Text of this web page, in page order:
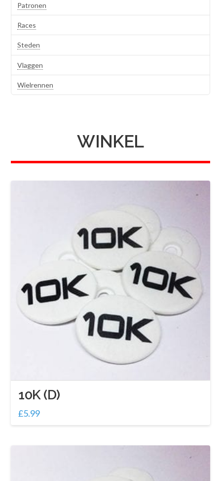
WINKEL
10K (D)
£5.99
Patronen
Races
Steden
Vlaggen
Wielrennen